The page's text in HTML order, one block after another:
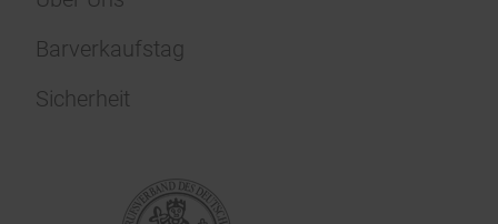
Barverkaufstag
Sicherheit